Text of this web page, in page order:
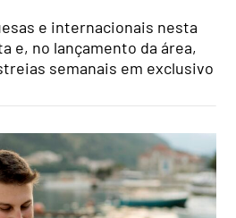
e internacionais nesta
e, no lançamento da área,
semanais em exclusivo